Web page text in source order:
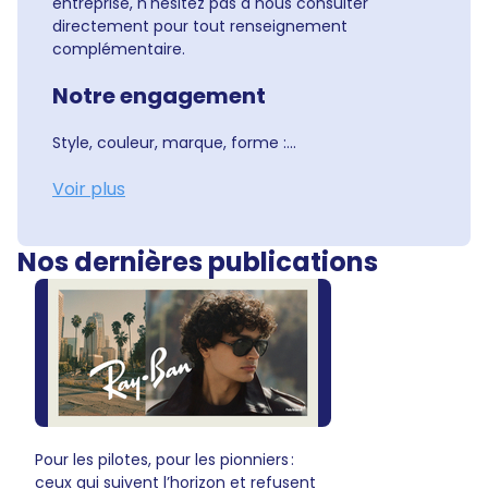
directement pour tout renseignement
complémentaire.
Notre engagement
Style, couleur, marque, forme :...
Voir plus
Nos dernières publications
Pour les pilotes, pour les pionniers :
ceux qui suivent l’horizon et refusent